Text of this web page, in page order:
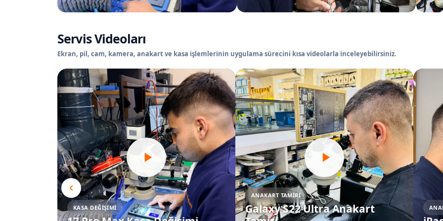
Servis Videoları
Ekran, pil, cam, kamera, anakart ve kasa işlemlerinin uygulama sürecini kısa videolarla inceleyebilirsiniz.
KASA DEĞIŞIMI
ANAKART TAMIRI
Galaxy S22 Ultra Anakart